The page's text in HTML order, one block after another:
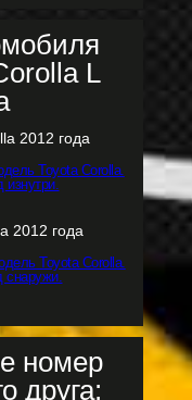
L
2012 года
2012 года
номер
друга: